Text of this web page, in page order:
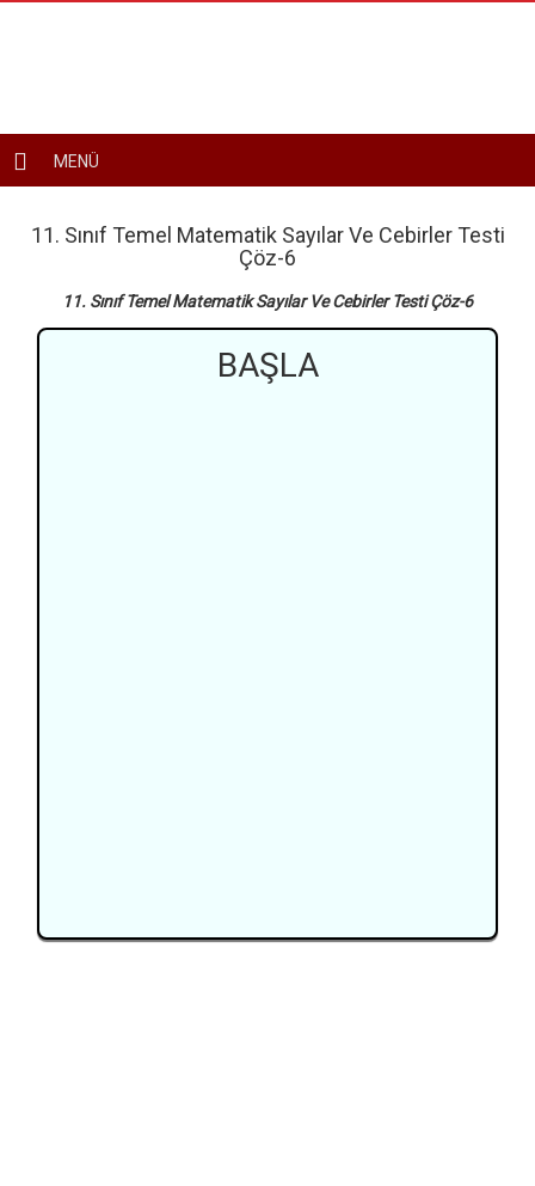
ToggleMENÜ
11. Sınıf Temel Matematik Sayılar Ve Cebirler Testi
Çöz-6
11. Sınıf Temel Matematik Sayılar Ve Cebirler Testi Çöz-6
BAŞLA